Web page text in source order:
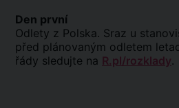
Den první
Odlety z Polska. Sraz u
před plánovaným odletem
řády sledujte na R.pl/rozklady.